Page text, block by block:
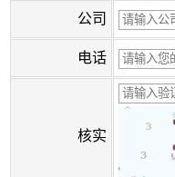
公司
电话
核实